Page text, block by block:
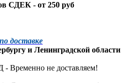
СДЕК - от 250 руб
доставке
и Ленинградской области
- Временно не доставляем!